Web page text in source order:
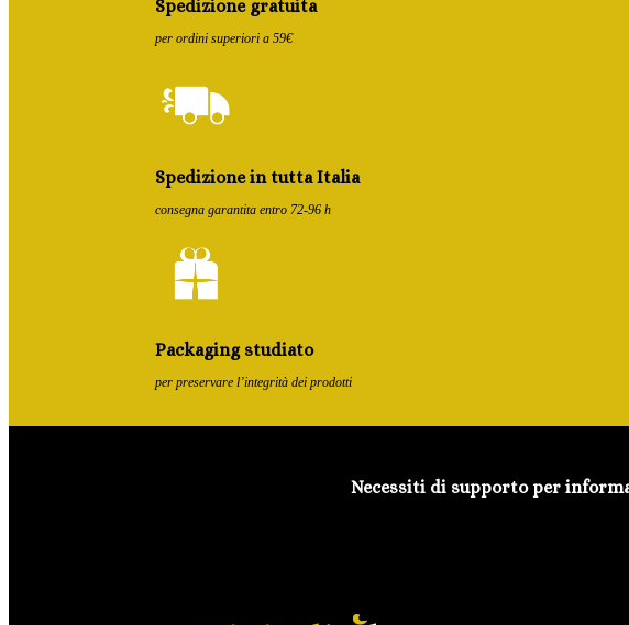
Spedizione gratuita
per ordini superiori a 59€
Spedizione in tutta Italia
consegna garantita entro 72-96 h
Packaging studiato
per preservare l’integrità dei prodotti
Necessiti di supporto per